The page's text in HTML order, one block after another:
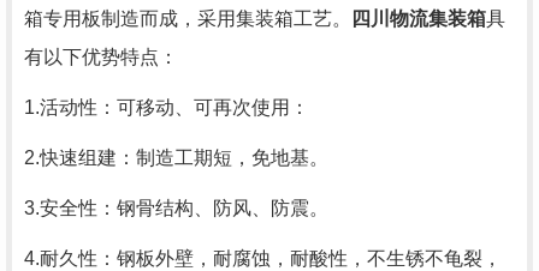
箱专用板制造而成，采用集装箱工艺。
四川物流集装箱具
有以下优势特点：
1.活动性：可移动、可再次使用：
2.快速组建：制造工期短，免地基。
3.安全性：钢骨结构、防风、防震。
4.耐久性：钢板外壁，耐腐蚀，耐酸性，不生锈不龟裂，